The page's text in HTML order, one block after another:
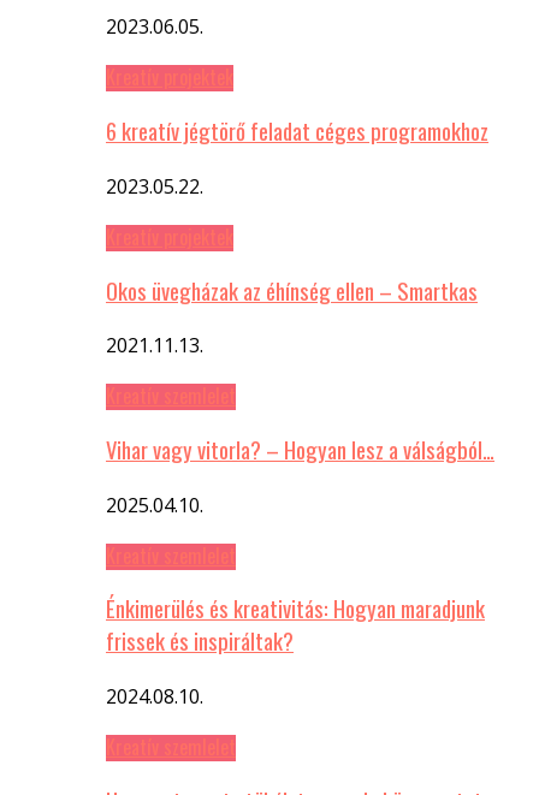
2023.06.05.
6 kreatív jégtörő feladat céges programokhoz
2023.05.22.
Okos üvegházak az éhínség ellen – Smartkas
2021.11.13.
Vihar vagy vitorla? – Hogyan lesz a válságból…
2025.04.10.
Énkimerülés és kreativitás: Hogyan maradjunk
frissek és inspiráltak?
2024.08.10.